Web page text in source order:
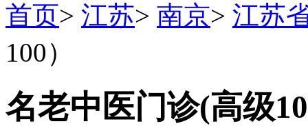
首页> 江苏> 南京> 江苏
100）
名老中医门诊(高级